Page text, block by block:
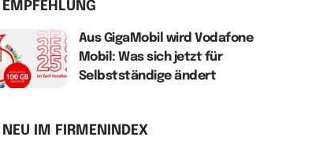
EMPFEHLUNG
Aus GigaMobil wird Vodafone
Mobil: Was sich jetzt für
Selbstständige ändert
NEU IM FIRMENINDEX